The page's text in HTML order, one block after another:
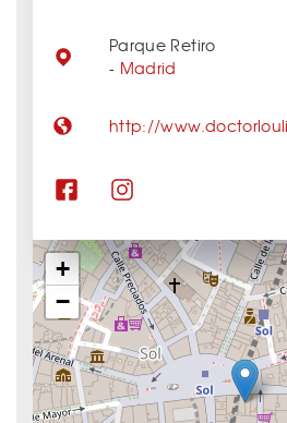
+
−
Parque Retiro
- Madrid
http://